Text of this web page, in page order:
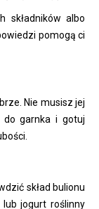
składników albo
pomogą ci
Nie musisz jej
do garnka i gotuj
skład bulionu
jogurt roślinny